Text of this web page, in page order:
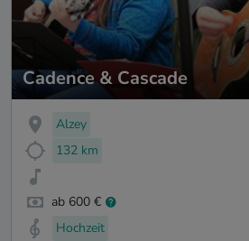
Cadence & Cascade
Alzey
132 km
ab 600 €
Hochzeit